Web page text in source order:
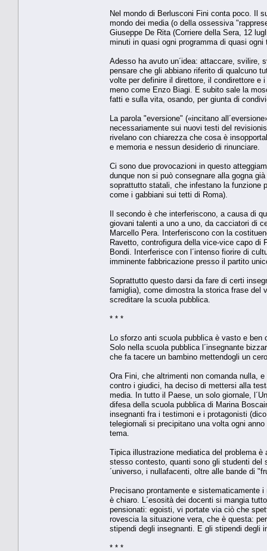
Nel mondo di Berlusconi Fini conta poco. Il
mondo dei media (o della ossessiva
Giuseppe De Rita (Corriere della Sera, 12
minuti in quasi ogni programma di quasi ogni
Adesso ha avuto un´idea: attaccare, svilire,
pensare che gli abbiano riferito di qualcuno
volte per definire il direttore, il condirettore e
meno come Enzo Biagi. E subito sale la
fatti e sulla vita, osando, per giunta di
La parola "eversione" («incitano
necessariamente sui nuovi testi del
rivelano con chiarezza che cosa è
e memoria e nessun desiderio di rinunciare.
Ci sono due provocazioni in questo
dunque non si può consegnare alla gogna
soprattutto statali, che infestano la funzione
come i gabbiani sui tetti di Roma).
Il secondo è che interferiscono, a causa di
giovani talenti a uno a uno, da cacciatori di
Marcello Pera. Interferiscono con la
Ravetto, controfigura della vice-vice capo di
Bondi. Interferisce con l´intenso fiorire di
imminente fabbricazione presso il partito
Soprattutto questo darsi da fare di certi
famiglia), come dimostra la storica frase del
screditare la scuola pubblica.
* * *
Lo sforzo anti scuola pubblica è vasto e
Solo nella scuola pubblica l´insegnante
che fa tacere un bambino mettendogli un
Ora Fini, che altrimenti non comanda nulla,
contro i giudici, ha deciso di mettersi alla
media. In tutto il Paese, un solo giornale,
difesa della scuola pubblica di Marina
insegnanti fra i testimoni e i protagonisti
telegiornali si precipitano una volta ogni
tema.
Tipica illustrazione mediatica del problema
stesso contesto, quanti sono gli studenti del
´universo, i nullafacenti, oltre alle bande di
Precisano prontamente e sistematicamente
è chiaro. L´esosità dei docenti si mangia
pensionati: egoisti, vi portate via ciò che
rovescia la situazione vera, che è questa:
stipendi degli insegnanti. E gli stipendi degli
* * *